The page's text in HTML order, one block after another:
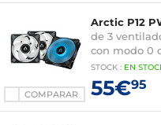
COMPARAR
Arctic P12
de 3
con modo 0
STOCK : EN
55€95